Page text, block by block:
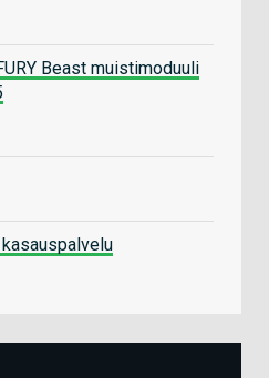
Beast muistimoduuli